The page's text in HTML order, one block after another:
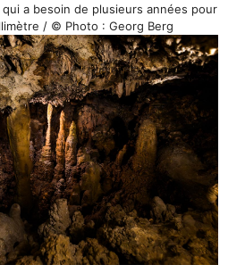
qui a besoin de plusieurs années pour
/ © Photo : Georg Berg